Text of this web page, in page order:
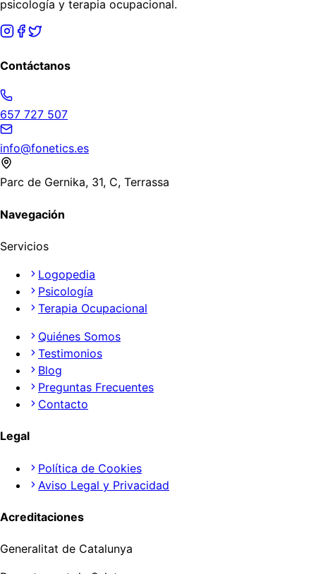
psicología y terapia ocupacional.
Contáctanos
657 727 507
info@fonetics.es
Parc de Gernika, 31, C, Terrassa
Navegación
Servicios
Logopedia
Psicología
Terapia Ocupacional
Quiénes Somos
Testimonios
Blog
Preguntas Frecuentes
Contacto
Legal
Política de Cookies
Aviso Legal y Privacidad
Acreditaciones
Generalitat de Catalunya